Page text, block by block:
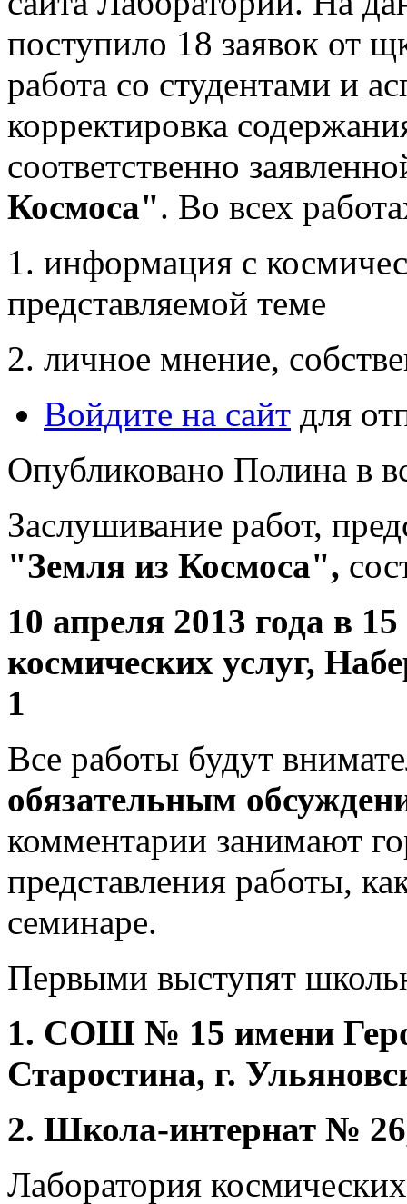
поступило 18 заявок от
работа со студентами и
корректировка
соответственно
Космоса". Во всех
1. информация с
представляемой теме
2. личное мнение,
Войдите на сайт для
Опубликовано Полина в
Заслушивание работ,
"Земля из Космоса",
10 апреля 2013 года в
космических услуг,
1
Все работы будут
обязательным
комментарии занимают
представления работы,
семинаре.
Первыми выступят
1. СОШ № 15 имени
Старостина, г.
2. Школа-интернат №
Лаборатория